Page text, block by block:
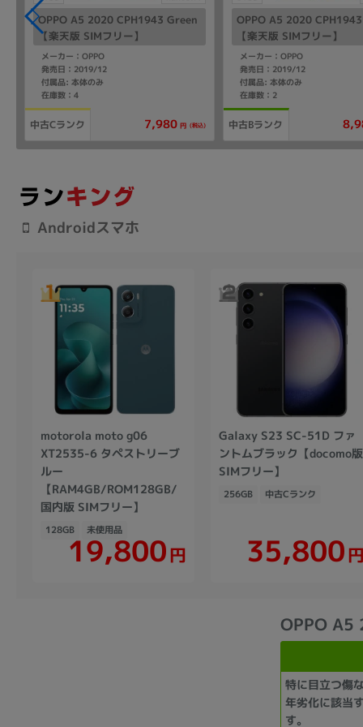
OPPO A5 2020 CPH1943 Green
【楽天版 SIMフリー】
メーカー：OPPO
発売日：2019/12
付属品: 本体のみ
在庫数：4
中古Cランク 7,980 円 (税込)
OPPO A5 2020
【楽天版 SIMフリー】
メーカー：OPPO
発売日：2019/12
付属品: 本体のみ
在庫数：2
中古Bランク
Androidスマホ
motorola moto g06
XT2535-6 タペストリーブ
ルー
【RAM4GB/ROM128GB/
国内版 SIMフリー】
128GB 未使用品
19,800円
Galaxy S23 SC-51D ファ
ントムブラック【docomo版
SIMフリー】
256GB 中古Cランク
35,800円
OPPO A5
特に目立つ傷
年劣化に該当
す。